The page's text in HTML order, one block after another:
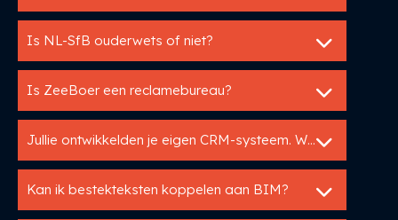
Is NL-SfB ouderwets of niet?
Is ZeeBoer een reclamebureau?
Jullie ontwikkelden je eigen CRM-systeem. Waarom?
Kan ik bestekteksten koppelen aan BIM?